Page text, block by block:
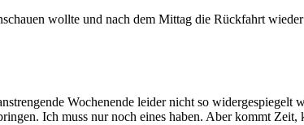
wollte und nach dem Mittag die Rückfahrt
Wochenende leider nicht so
Ich muss nur noch eines haben. Aber kommt Zeit,